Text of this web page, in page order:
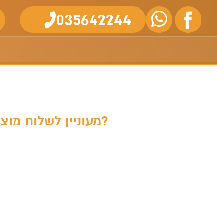
035642244
מעוניין לשלוח מוצר חדש ללקוח עם פגם טכני במוצר שרכש. איך מבצעים זאת?